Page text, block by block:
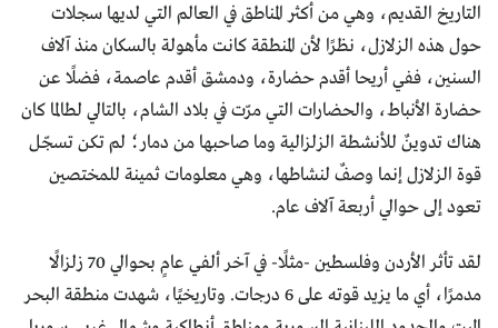
التاريخ القديم، وهي من أكثر المناطق في العالم التي لديها سجلات
حول هذه الزلازل، نظرًا لأن المنطقة كانت مأهولة بالسكان منذ آلاف
السنين، ففي أريحا أقدم حضارة، ودمشق أقدم عاصمة، فضلًا عن
حضارة الأنباط، والحضارات التي مرّت في بلاد الشام، بالتالي لطالما كان
هناك تدوينٌ للأنشطة الزلزالية وما صاحبها من دمار؛ لم تكن تسجّل
قوة الزلازل إنما وصفٌ لنشاطها، وهي معلومات ثمينة للمختصين
تعود إلى حوالي أربعة آلاف عام.
لقد تأثر الأردن وفلسطين -مثلًا- في آخر ألفي عامٍ بحوالي 70 زلزالًا
مدمرًا، أي ما يزيد قوته على 6 درجات. وتاريخيًا، شهدت منطقة البحر